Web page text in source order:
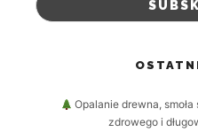
Opalanie drewna,
zdrowego i